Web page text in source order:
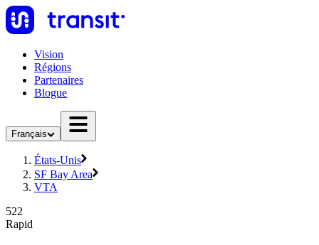
Vision
Régions
Partenaires
Blogue
Français
États-Unis
SF Bay Area
VTA
522
Rapid